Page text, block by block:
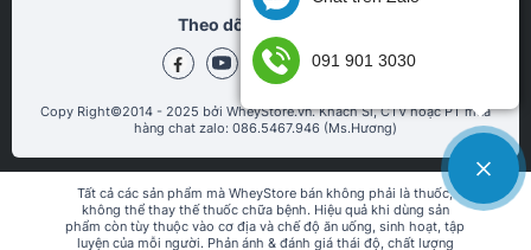
Theo dõi chũng tôi tại
Copy Right©2014 - 2025 bởi WheyStore.vn. Khách Sỉ, CTV hoặc PT mua
hàng chat zalo: 086.5467.946 (Ms.Hương)
Tất cả các sản phẩm mà WheyStore bán không phải là thuốc,
không thể thay thế thuốc chữa bệnh. Hiệu quả khi dùng sản
phẩm còn tùy thuộc vào cơ địa và chế độ ăn uống, sinh hoạt, tập
luyện của mỗi người. Phản ánh & đánh giá thái độ, chất lượng
091 901 3030